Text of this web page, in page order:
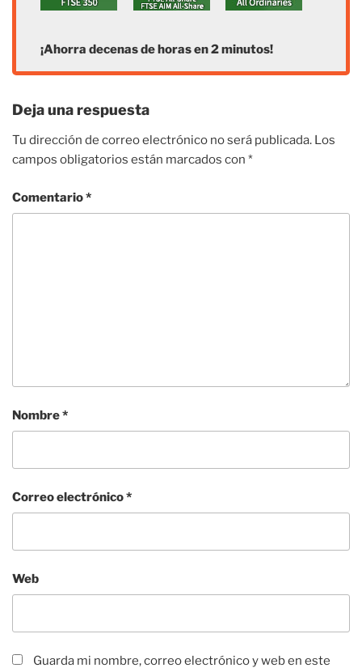
¡Ahorra decenas de horas en 2 minutos!
Deja una respuesta
Tu dirección de correo electrónico no será publicada. Los
campos obligatorios están marcados con *
Comentario*
Nombre*
Correo electrónico*
Web
Guarda mi nombre, correo electrónico y web en este